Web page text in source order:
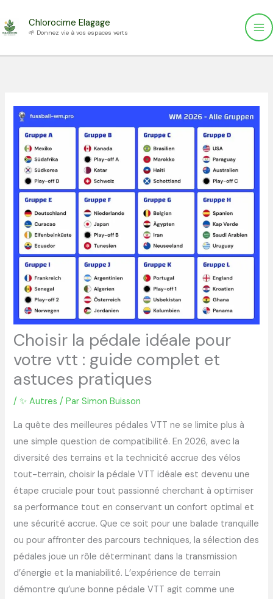
au
Chlorocime Elagage
🌱 Donnez vie à vos espaces verts
Choisir la pédale idéale pour
votre vtt : guide complet et
astuces pratiques
/✨ Autres / ParSimon Buisson
La quête des meilleures pédales VTT ne se limite plus à
une simple question de compatibilité. En 2026, avec la
diversité des terrains et la technicité accrue des vélos
tout-terrain, choisir la pédale VTT idéale est devenu une
étape cruciale pour tout passionné cherchant à optimiser
sa performance tout en conservant un confort optimal et
une sécurité accrue. Que ce soit pour une balade tranquille
ou pour affronter des parcours techniques, la sélection des
pédales joue un rôle déterminant dans la transmission
d’énergie et la maniabilité. L’expérience de terrain
démontre qu’une bonne pédale VTT agit comme une